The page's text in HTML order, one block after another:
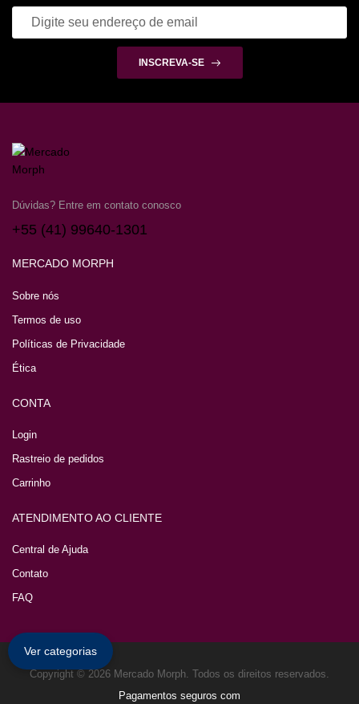
INSCREVA-SE
Dúvidas? Entre em contato conosco
+55 (41) 99640-1301
MERCADO MORPH
Sobre nós
Termos de uso
Políticas de Privacidade
Ética
CONTA
Login
Rastreio de pedidos
Carrinho
ATENDIMENTO AO CLIENTE
Central de Ajuda
Contato
FAQ
Copyright © 2026 Mercado Morph. Todos os direitos reservados.
Pagamentos seguros com
Ver categorias